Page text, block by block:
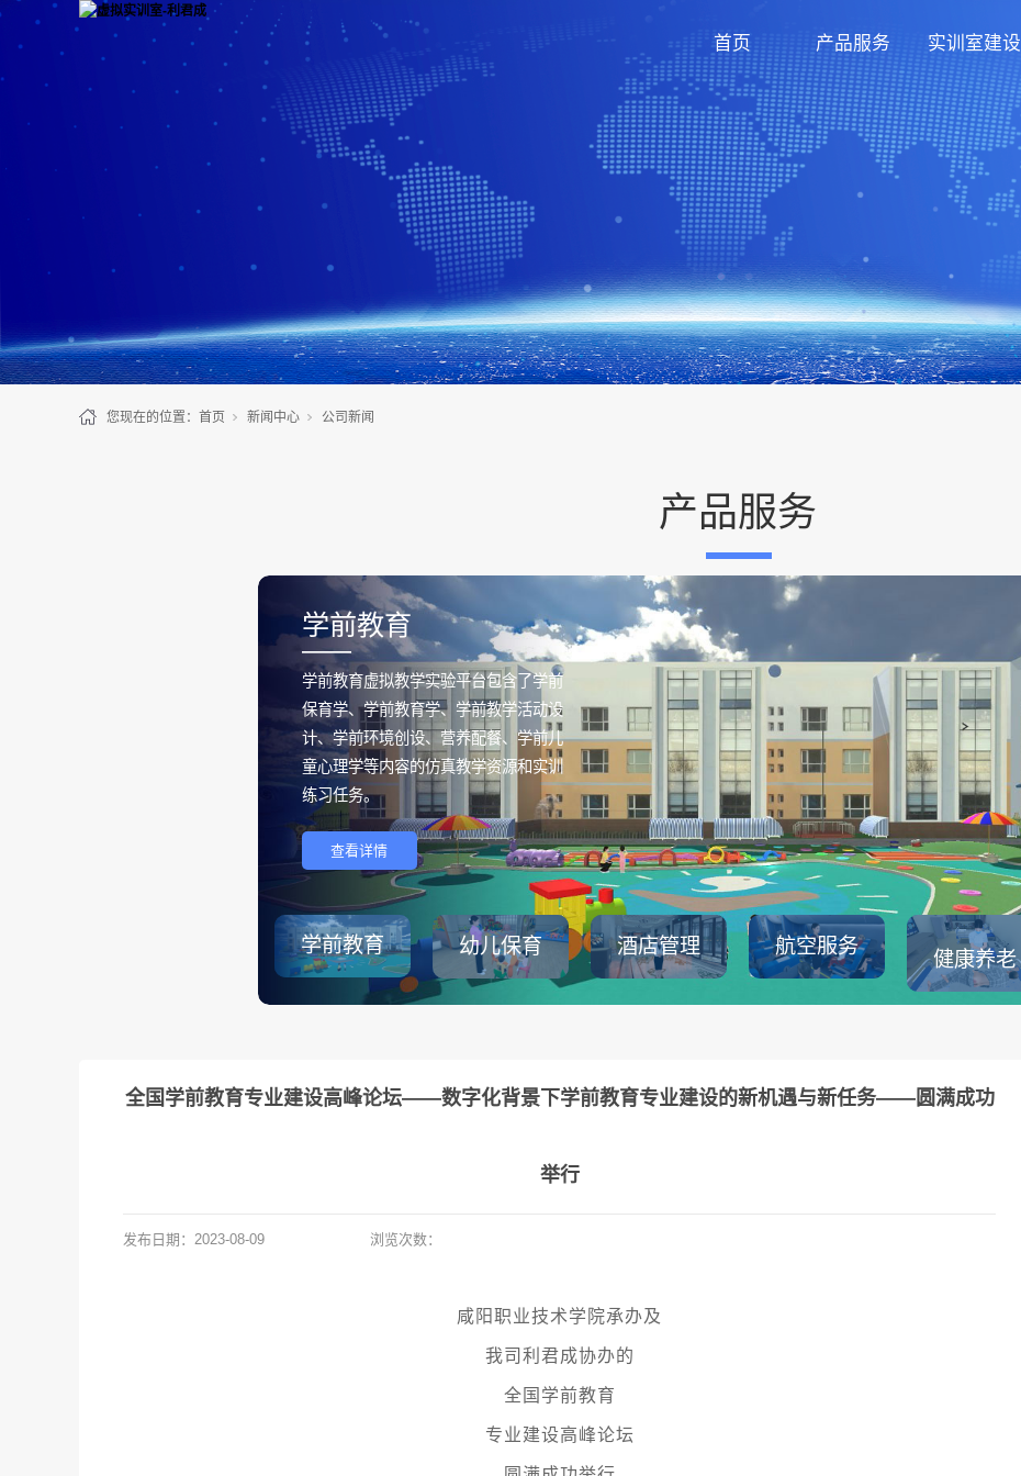
首页 产品服务 实训室建设
您现在的位置： 首页 新闻中心 公司新闻
产品服务
学前教育
——
学前教育虚拟教学实验平台包含了学前
保育学、学前教育学、学前教学活动设
计、学前环境创设、营养配餐、学前儿
童心理学等内容的仿真教学资源和实训
练习任务。
查看详情
学前教育 幼儿保育 酒店管理 航空服务
健康养老
全国学前教育专业建设高峰论坛——数字化背景下学前教育专业建设的新机遇与新任务——圆满成功
举行
发布日期： 2023-08-09 浏览次数：
咸阳职业技术学院承办及
我司利君成协办的
全国学前教育
专业建设高峰论坛